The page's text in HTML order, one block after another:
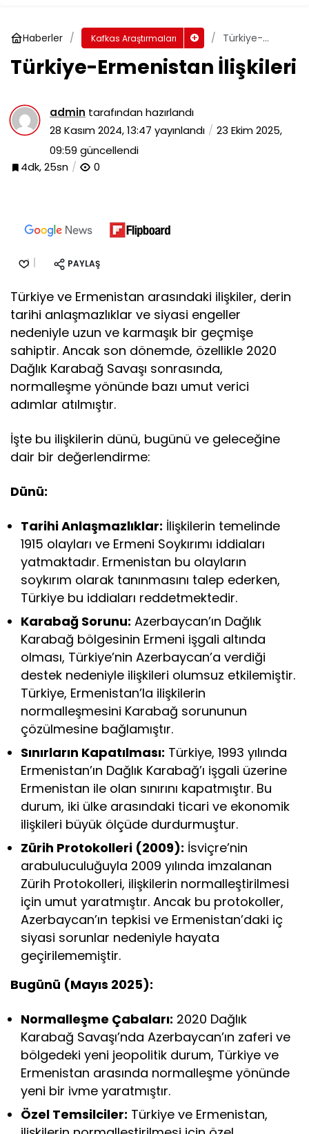
Haberler Kafkas Araştırmaları
Türkiye-
İlişkileri
Türkiye-Ermenistan İlişkileri
admin tarafından hazırlandı
28 Kasım 2024, 13:47 yayınlandı
23 Ekim 2025,
09:59 güncellendi
4dk, 25sn
0
PAYLAŞ
Türkiye ve Ermenistan arasındaki ilişkiler, derin
tarihi anlaşmazlıklar ve siyasi engeller
nedeniyle uzun ve karmaşık bir geçmişe
sahiptir. Ancak son dönemde, özellikle 2020
Dağlık Karabağ Savaşı sonrasında,
normalleşme yönünde bazı umut verici
adımlar atılmıştır.
İşte bu ilişkilerin dünü, bugünü ve geleceğine
dair bir değerlendirme:
Dünü:
Tarihi Anlaşmazlıklar: İlişkilerin temelinde
1915 olayları ve Ermeni Soykırımı iddiaları
yatmaktadır. Ermenistan bu olayların
soykırım olarak tanınmasını talep ederken,
Türkiye bu iddiaları reddetmektedir.
Karabağ Sorunu: Azerbaycan’ın Dağlık
Karabağ bölgesinin Ermeni işgali altında
olması, Türkiye’nin Azerbaycan’a verdiği
destek nedeniyle ilişkileri olumsuz etkilemiştir.
Türkiye, Ermenistan’la ilişkilerin
normalleşmesini Karabağ sorununun
çözülmesine bağlamıştır.
Sınırların Kapatılması: Türkiye, 1993 yılında
Ermenistan’ın Dağlık Karabağ’ı işgali üzerine
Ermenistan ile olan sınırını kapatmıştır. Bu
durum, iki ülke arasındaki ticari ve ekonomik
ilişkileri büyük ölçüde durdurmuştur.
Zürih Protokolleri (2009): İsviçre’nin
arabuluculuğuyla 2009 yılında imzalanan
Zürih Protokolleri, ilişkilerin normalleştirilmesi
için umut yaratmıştır. Ancak bu protokoller,
Azerbaycan’ın tepkisi ve Ermenistan’daki iç
siyasi sorunlar nedeniyle hayata
geçirilememiştir.
Bugünü (Mayıs 2025):
Normalleşme Çabaları: 2020 Dağlık
Karabağ Savaşı’nda Azerbaycan’ın zaferi ve
bölgedeki yeni jeopolitik durum, Türkiye ve
Ermenistan arasında normalleşme yönünde
yeni bir ivme yaratmıştır.
Özel Temsilciler: Türkiye ve Ermenistan,